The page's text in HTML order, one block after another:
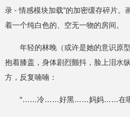
录 - 情感模块加载”的加密缓存碎片。
着一个纯白色的、空无一物的房间。
年轻的林晚（或许是她的意识原
抱着膝盖，身体剧烈颤抖，脸上泪水
方，反复喃喃：
“……冷……好黑……妈妈……在